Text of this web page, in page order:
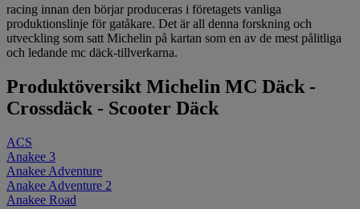
racing innan den börjar produceras i företagets vanliga
produktionslinje för gatåkare. Det är all denna forskning och
utveckling som satt Michelin på kartan som en av de mest pålitliga
och ledande mc däck-tillverkarna.
Produktöversikt Michelin MC Däck -
Crossdäck - Scooter Däck
ACS
Anakee 3
Anakee Adventure
Anakee Adventure 2
Anakee Road